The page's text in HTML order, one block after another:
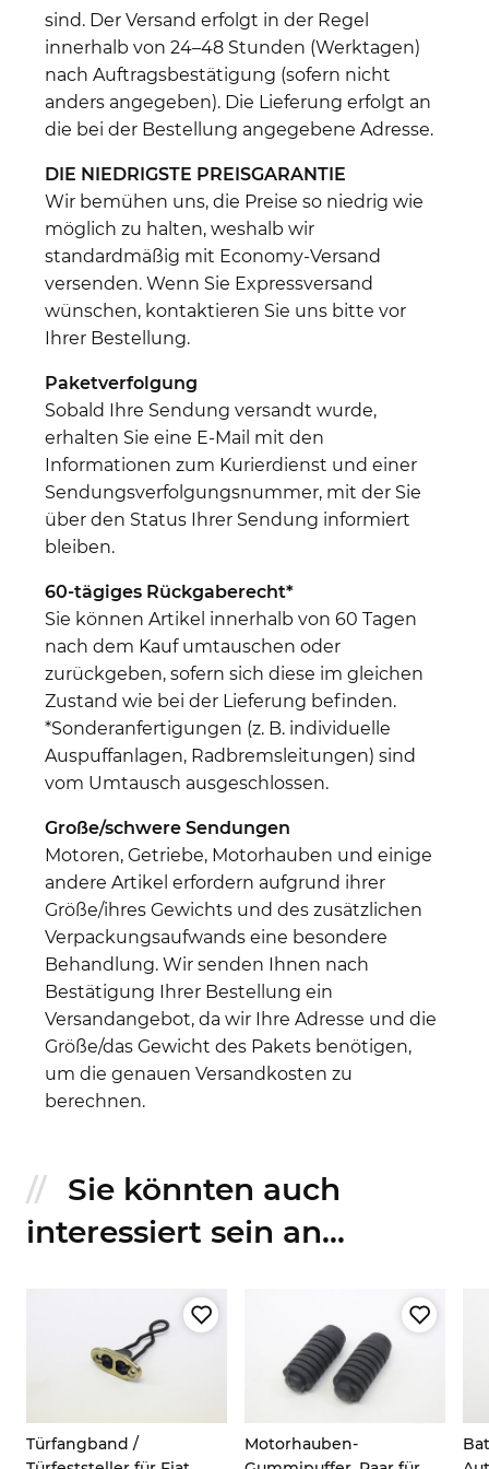
sind. Der Versand erfolgt in der Regel
innerhalb von 24–48 Stunden (Werktagen)
nach Auftragsbestätigung (sofern nicht
anders angegeben). Die Lieferung erfolgt an
die bei der Bestellung angegebene Adresse.
DIE NIEDRIGSTE PREISGARANTIE
Wir bemühen uns, die Preise so niedrig wie
möglich zu halten, weshalb wir
standardmäßig mit Economy-Versand
versenden. Wenn Sie Expressversand
wünschen, kontaktieren Sie uns bitte vor
Ihrer Bestellung.
Paketverfolgung
Sobald Ihre Sendung versandt wurde,
erhalten Sie eine E-Mail mit den
Informationen zum Kurierdienst und einer
Sendungsverfolgungsnummer, mit der Sie
über den Status Ihrer Sendung informiert
bleiben.
60-tägiges Rückgaberecht*
Sie können Artikel innerhalb von 60 Tagen
nach dem Kauf umtauschen oder
zurückgeben, sofern sich diese im gleichen
Zustand wie bei der Lieferung befinden.
*Sonderanfertigungen (z. B. individuelle
Auspuffanlagen, Radbremsleitungen) sind
vom Umtausch ausgeschlossen.
Große/schwere Sendungen
Motoren, Getriebe, Motorhauben und einige
andere Artikel erfordern aufgrund ihrer
Größe/ihres Gewichts und des zusätzlichen
Verpackungsaufwands eine besondere
Behandlung. Wir senden Ihnen nach
Bestätigung Ihrer Bestellung ein
Versandangebot, da wir Ihre Adresse und die
Größe/das Gewicht des Pakets benötigen,
um die genauen Versandkosten zu
berechnen.
Sie könnten auch
interessiert sein an...
Türfangband /
Motorhauben-